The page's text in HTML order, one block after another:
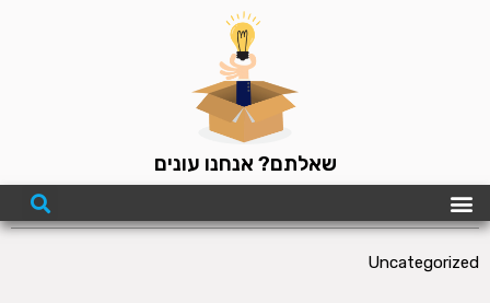
שאלתם? אנחנו עונים
Uncategorized